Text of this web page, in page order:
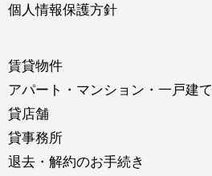
個人情報保護方針
賃貸物件
アパート・マンション・一戸建て
貸店舗
貸事務所
退去・解約のお手続き